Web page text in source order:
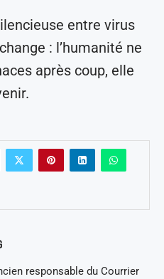
entre virus
: l’humanité ne
après coup, elle
responsable du Courrier